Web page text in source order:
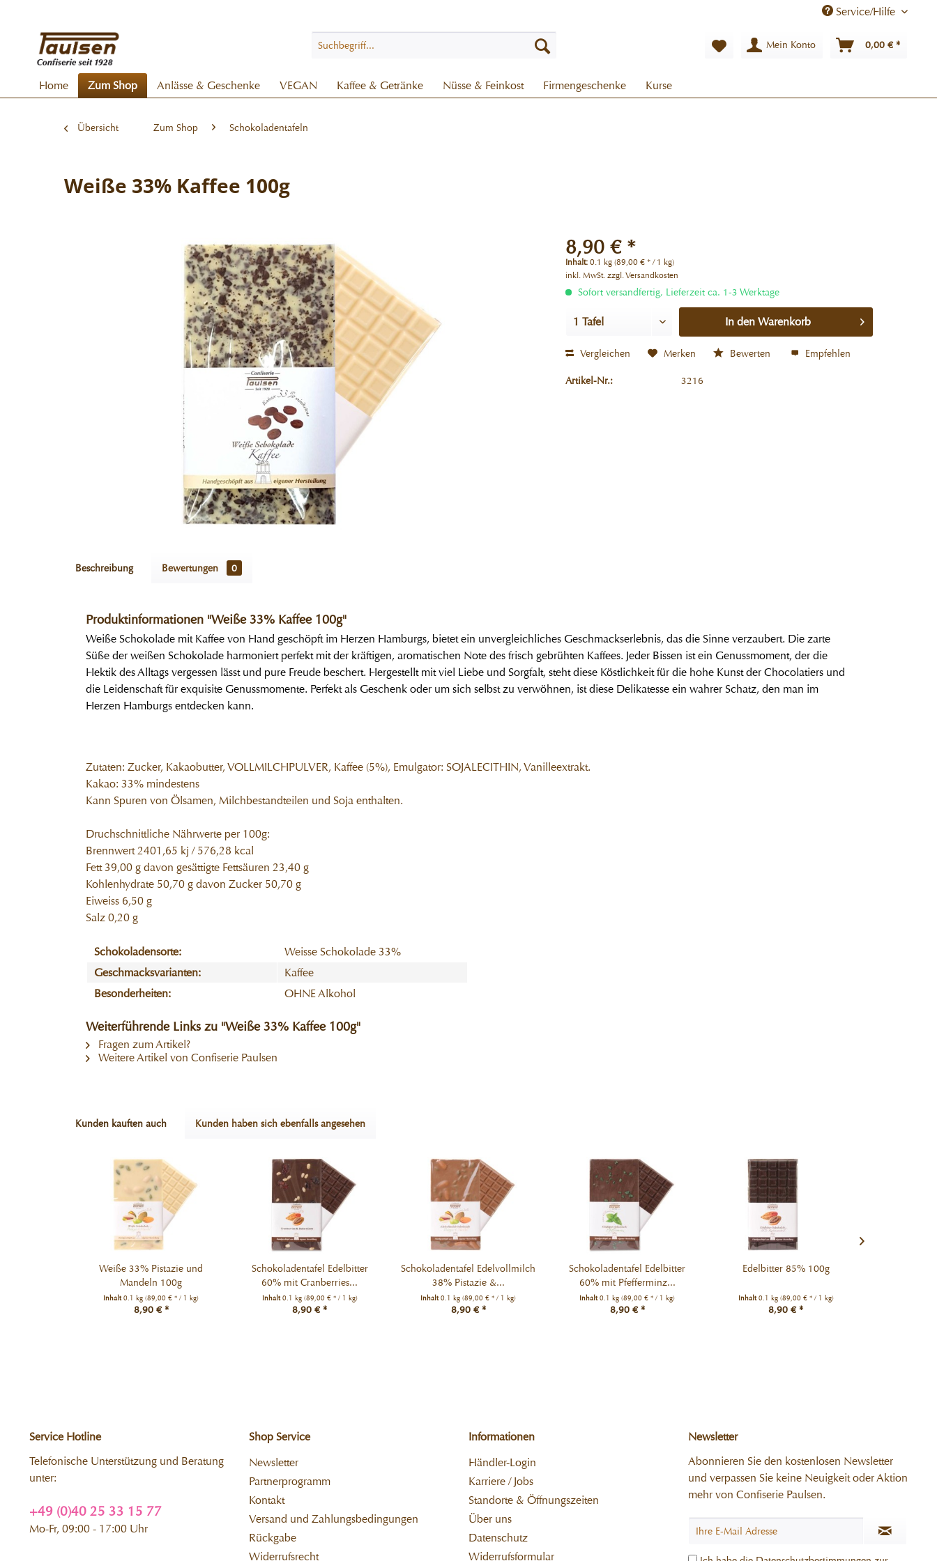
Service/Hilfe
Mein Konto 0,00 € *
Home Zum Shop Anlässe & Geschenke VEGAN Kaffee & Getränke Nüsse & Feinkost Firmengeschenke Kurse
Übersicht Zum Shop Schokoladentafeln
Weiße 33% Kaffee 100g
8,90 € *
Inhalt:0.1 kg (89,00 € * / 1 kg)
inkl. MwSt.zzgl. Versandkosten
Sofort versandfertig, Lieferzeit ca. 1-3 Werktage
In den Warenkorb
Vergleichen Merken Bewerten Empfehlen
Artikel-Nr.: 3216
Beschreibung Bewertungen 0
Produktinformationen "Weiße 33% Kaffee 100g"
Weiße Schokolade mit Kaffee von Hand geschöpft im Herzen Hamburgs, bietet ein unvergleichliches Geschmackserlebnis, das die Sinne verzaubert. Die zarte
Süße der weißen Schokolade harmoniert perfekt mit der kräftigen, aromatischen Note des frisch gebrühten Kaffees. Jeder Bissen ist ein Genussmoment, der die
Hektik des Alltags vergessen lässt und pure Freude beschert. Hergestellt mit viel Liebe und Sorgfalt, steht diese Köstlichkeit für die hohe Kunst der Chocolatiers und
die Leidenschaft für exquisite Genussmomente. Perfekt als Geschenk oder um sich selbst zu verwöhnen, ist diese Delikatesse ein wahrer Schatz, den man im
Herzen Hamburgs entdecken kann.
Zutaten: Zucker, Kakaobutter, VOLLMILCHPULVER, Kaffee (5%), Emulgator: SOJALECITHIN, Vanilleextrakt.
Kakao: 33% mindestens
Kann Spuren von Ölsamen, Milchbestandteilen und Soja enthalten.
Druchschnittliche Nährwerte per 100g:
Brennwert 2401,65 kj / 576,28 kcal
Fett 39,00 g davon gesättigte Fettsäuren 23,40 g
Kohlenhydrate 50,70 g davon Zucker 50,70 g
Eiweiss 6,50 g
Salz 0,20 g
Schokoladensorte:
Weisse Schokolade 33%
Geschmacksvarianten:
Kaffee
Besonderheiten:
OHNE Alkohol
Weiterführende Links zu "Weiße 33% Kaffee 100g"
Fragen zum Artikel?
Weitere Artikel von Confiserie Paulsen
Kunden kauften auch Kunden haben sich ebenfalls angesehen
Weiße 33% Pistazie und
Mandeln 100g
Inhalt0.1 kg(89,00 € * / 1 kg)
8,90 € *
Schokoladentafel Edelbitter
60% mit Cranberries...
Inhalt0.1 kg (89,00 € * / 1 kg)
8,90 € *
Schokoladentafel Edelvollmilch
38% Pistazie &...
Inhalt0.1 kg(89,00 € * / 1 kg)
8,90 € *
Schokoladentafel Edelbitter
60% mit Pfefferminz...
Inhalt0.1 kg(89,00 € * / 1 kg)
8,90 € *
Edelbitter 85% 100g
Inhalt0.1 kg (89,00 € * / 1 kg)
8,90 € *
Service Hotline
Telefonische Unterstützung und Beratung
unter:
+49 (0)40 25 33 15 77
Mo-Fr, 09:00 - 17:00 Uhr
Shop Service
Newsletter
Partnerprogramm
Kontakt
Versand und Zahlungsbedingungen
Rückgabe
Widerrufsrecht
Informationen
Händler-Login
Karriere / Jobs
Standorte & Öffnungszeiten
Über uns
Datenschutz
Widerrufsformular
Newsletter
Abonnieren Sie den kostenlosen Newsletter
und verpassen Sie keine Neuigkeit oder Aktion
mehr von Confiserie Paulsen.